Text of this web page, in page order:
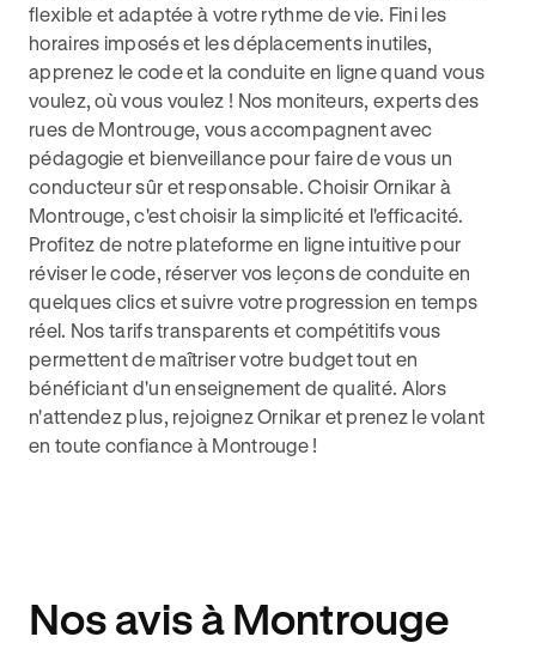
flexible et adaptée à votre rythme de vie. Fini les
horaires imposés et les déplacements inutiles,
apprenez le code et la conduite en ligne quand vous
voulez, où vous voulez ! Nos moniteurs, experts des
rues de Montrouge, vous accompagnent avec
pédagogie et bienveillance pour faire de vous un
conducteur sûr et responsable. Choisir Ornikar à
Montrouge, c'est choisir la simplicité et l'efficacité.
Profitez de notre plateforme en ligne intuitive pour
réviser le code, réserver vos leçons de conduite en
quelques clics et suivre votre progression en temps
réel. Nos tarifs transparents et compétitifs vous
permettent de maîtriser votre budget tout en
bénéficiant d'un enseignement de qualité. Alors
n'attendez plus, rejoignez Ornikar et prenez le volant
en toute confiance à Montrouge !
Nos avis à Montrouge